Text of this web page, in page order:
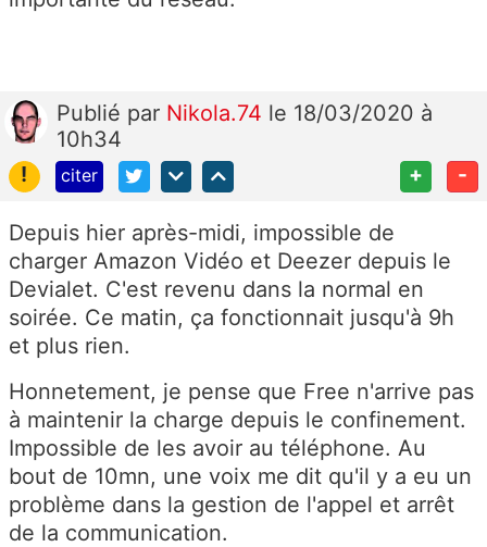
Publié par Nikola.74 le 18/03/2020 à
10h34
!
citer + -
Depuis hier après-midi, impossible de
charger Amazon Vidéo et Deezer depuis le
Devialet. C'est revenu dans la normal en
soirée. Ce matin, ça fonctionnait jusqu'à 9h
et plus rien.
Honnetement, je pense que Free n'arrive pas
à maintenir la charge depuis le confinement.
Impossible de les avoir au téléphone. Au
bout de 10mn, une voix me dit qu'il y a eu un
problème dans la gestion de l'appel et arrêt
de la communication.